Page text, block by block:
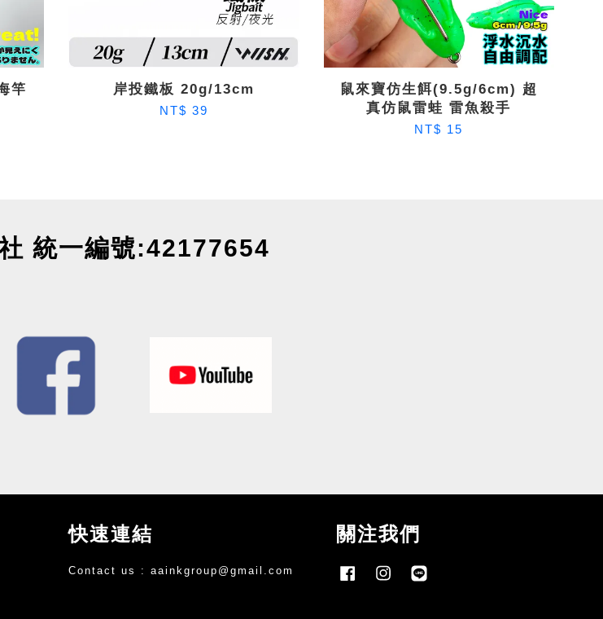
竿
岸投鐵板 20g/13cm
NT$ 39
鼠來寶仿生餌(9.5g/6cm) 超
真仿鼠雷蛙 雷魚殺手
NT$ 15
統一編號:42177654
快速連結
Contact us : aainkgroup@gmail.com
關注我們
FacebookInstagram